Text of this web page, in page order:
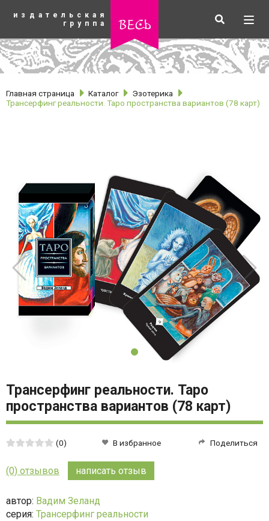
основному
издательская
группа
весь Искать
рубрики
Главная страница Каталог
Эзотерика
Трансерфинг реальности. Таро пространства вариантов (78 карт)
Трансерфинг реальности. Таро
пространства вариантов (78 карт)
Средняя
из
(0) В избранное Поделиться
(0) отзывов написать отзыв
автор: Вадим Зеланд
серия: Трансерфинг реальности